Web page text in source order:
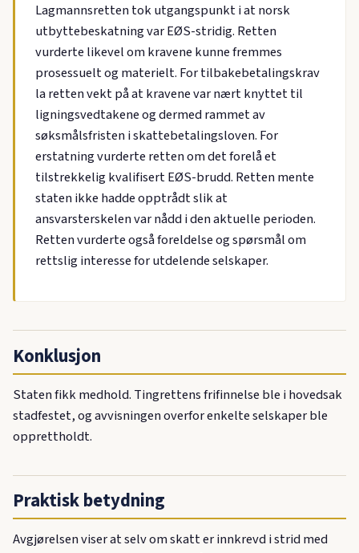
Lagmannsretten tok utgangspunkt i at norsk
utbyttebeskatning var EØS-stridig. Retten
vurderte likevel om kravene kunne fremmes
prosessuelt og materielt. For tilbakebetalingskrav
la retten vekt på at kravene var nært knyttet til
ligningsvedtakene og dermed rammet av
søksmålsfristen i skattebetalingsloven. For
erstatning vurderte retten om det forelå et
tilstrekkelig kvalifisert EØS-brudd. Retten mente
staten ikke hadde opptrådt slik at
ansvarsterskelen var nådd i den aktuelle perioden.
Retten vurderte også foreldelse og spørsmål om
rettslig interesse for utdelende selskaper.
Konklusjon
Staten fikk medhold. Tingrettens frifinnelse ble i hovedsak
stadfestet, og avvisningen overfor enkelte selskaper ble
opprettholdt.
Praktisk betydning
Avgjørelsen viser at selv om skatt er innkrevd i strid med